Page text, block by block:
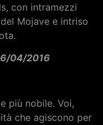
con intramezzi
Mojave e intriso
04/2016
più nobile. Voi,
che agiscono per